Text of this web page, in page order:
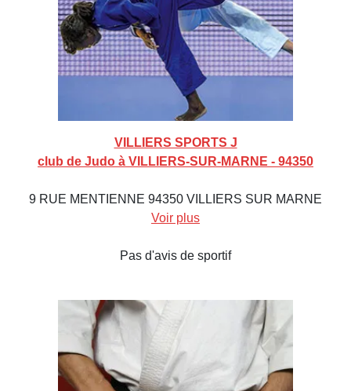
VILLIERS SPORTS J
club de Judo à VILLIERS-SUR-MARNE - 94350
9 RUE MENTIENNE 94350 VILLIERS SUR MARNE
Voir plus
Pas d'avis de sportif